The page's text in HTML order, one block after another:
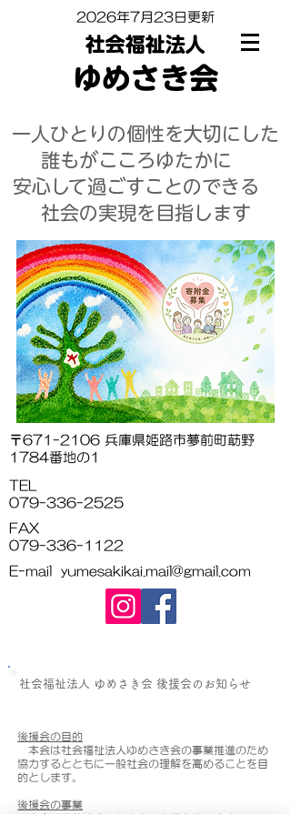
2026年7月23日更新
社会福祉法人
ゆめさき会
一人ひとりの個性を大切にした
​誰もがこころゆたかに
安心して過ごすことのできる
社会の実現を目指します
〒671-2106 兵庫県姫路市夢前町莇野
1784番地の1
TEL
079-336-2525
FAX
079-336-1122
E-mail yumesakikai.mail@gmail.com
社会福祉法人 ゆめさき会 後援会のお知らせ
後援会の目的
本会は社会福祉法人ゆめさき会の事業推進のため
協力するとともに一般社会の理解を高めることを目
的とします。
後援会の事業​​